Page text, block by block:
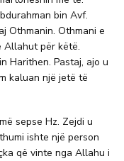
bin Avf.
Othmanin. Othmani e
Allahut për këtë.
Harithen. Pastaj, ajo u
kaluan një jetë të
sepse Hz. Zejdi u
ishte një person
që vinte nga Allahu i